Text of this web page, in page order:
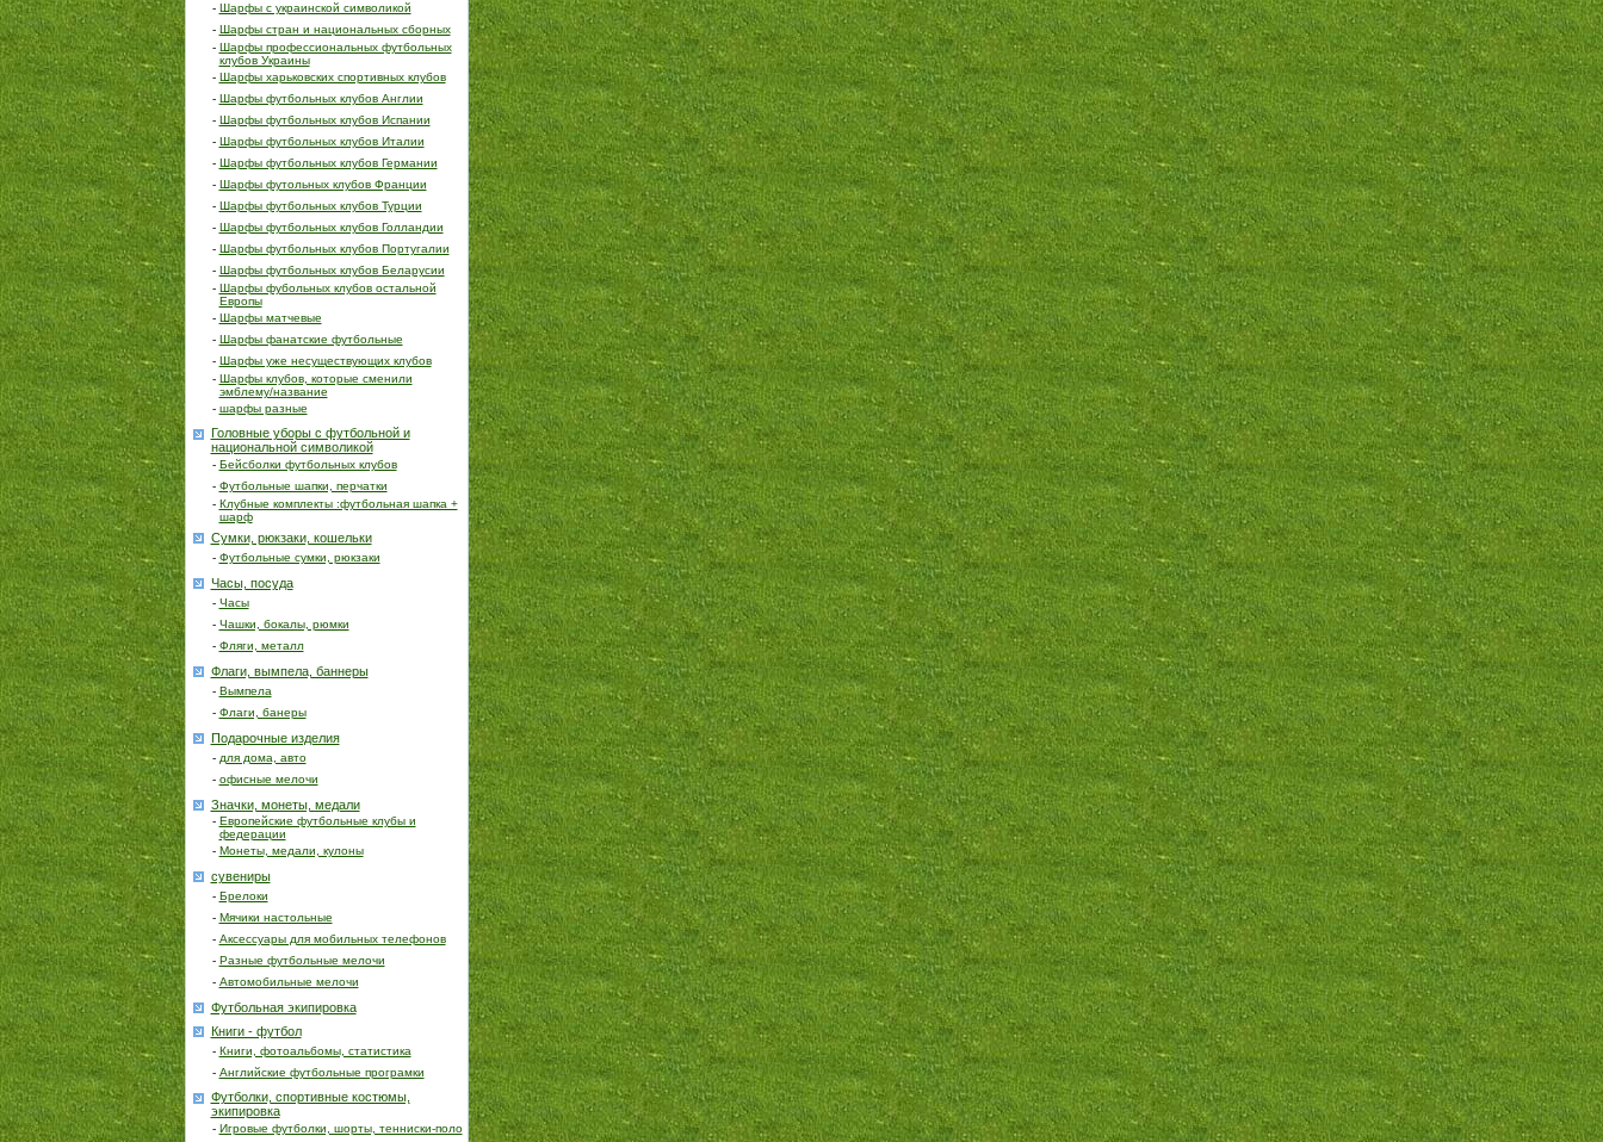
- Шарфы с украинской символикой
- Шарфы стран и национальных сборных
- Шарфы профессиональных футбольных
клубов Украины
- Шарфы харьковских спортивных клубов
- Шарфы футбольных клубов Англии
- Шарфы футбольных клубов Испании
- Шарфы футбольных клубов Италии
- Шарфы футбольных клубов Германии
- Шарфы футольных клубов Франции
- Шарфы футбольных клубов Турции
- Шарфы футбольных клубов Голландии
- Шарфы футбольных клубов Португалии
- Шарфы футбольных клубов Беларусии
- Шарфы фубольных клубов остальной
Европы
- Шарфы матчевые
- Шарфы фанатские футбольные
- Шарфы уже несуществующих клубов
- Шарфы клубов, которые сменили
эмблему/название
- шарфы разные
Головные уборы с футбольной и
национальной символикой
- Бейсболки футбольных клубов
- Футбольные шапки, перчатки
- Клубные комплекты :футбольная шапка +
шарф
Сумки, рюкзаки, кошельки
- Футбольные сумки, рюкзаки
Часы, посуда
- Часы
- Чашки, бокалы, рюмки
- Фляги, металл
Флаги, вымпела, баннеры
- Вымпела
- Флаги, банеры
Подарочные изделия
- для дома, авто
- офисные мелочи
Значки, монеты, медали
- Европейские футбольные клубы и
федерации
- Монеты, медали, кулоны
сувениры
- Брелоки
- Мячики настольные
- Аксессуары для мобильных телефонов
- Разные футбольные мелочи
- Автомобильные мелочи
Футбольная экипировка
Книги - футбол
- Книги, фотоальбомы, статистика
- Английские футбольные програмки
Футболки, спортивные костюмы,
экипировка
- Игровые футболки, шорты, тенниски-поло